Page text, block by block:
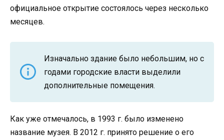
официальное открытие состоялось через несколько
месяцев.
Изначально здание было небольшим, но с
годами городские власти выделили
дополнительные помещения.
Как уже отмечалось, в 1993 г. было изменено
название музея. В 2012 г. принято решение о его